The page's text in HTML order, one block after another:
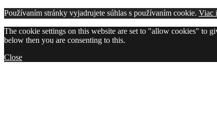
Používaním stránky vyjadrujete súhlas s používaním cookie. Viac
The cookie settings on this website are set to "allow cookies" to
below then you are consenting to this.
Close